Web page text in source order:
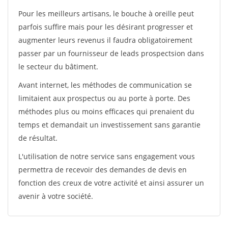
Pour les meilleurs artisans, le bouche à oreille peut
parfois suffire mais pour les désirant progresser et
augmenter leurs revenus il faudra obligatoirement
passer par un fournisseur de leads prospectsion dans
le secteur du bâtiment.
Avant internet, les méthodes de communication se
limitaient aux prospectus ou au porte à porte. Des
méthodes plus ou moins efficaces qui prenaient du
temps et demandait un investissement sans garantie
de résultat.
L'utilisation de notre service sans engagement vous
permettra de recevoir des demandes de devis en
fonction des creux de votre activité et ainsi assurer un
avenir à votre société.